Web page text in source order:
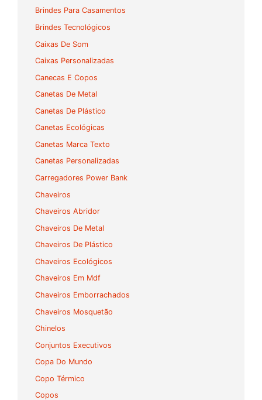
Brindes Para Casamentos
Brindes Tecnológicos
Caixas De Som
Caixas Personalizadas
Canecas E Copos
Canetas De Metal
Canetas De Plástico
Canetas Ecológicas
Canetas Marca Texto
Canetas Personalizadas
Carregadores Power Bank
Chaveiros
Chaveiros Abridor
Chaveiros De Metal
Chaveiros De Plástico
Chaveiros Ecológicos
Chaveiros Em Mdf
Chaveiros Emborrachados
Chaveiros Mosquetão
Chinelos
Conjuntos Executivos
Copa Do Mundo
Copo Térmico
Copos